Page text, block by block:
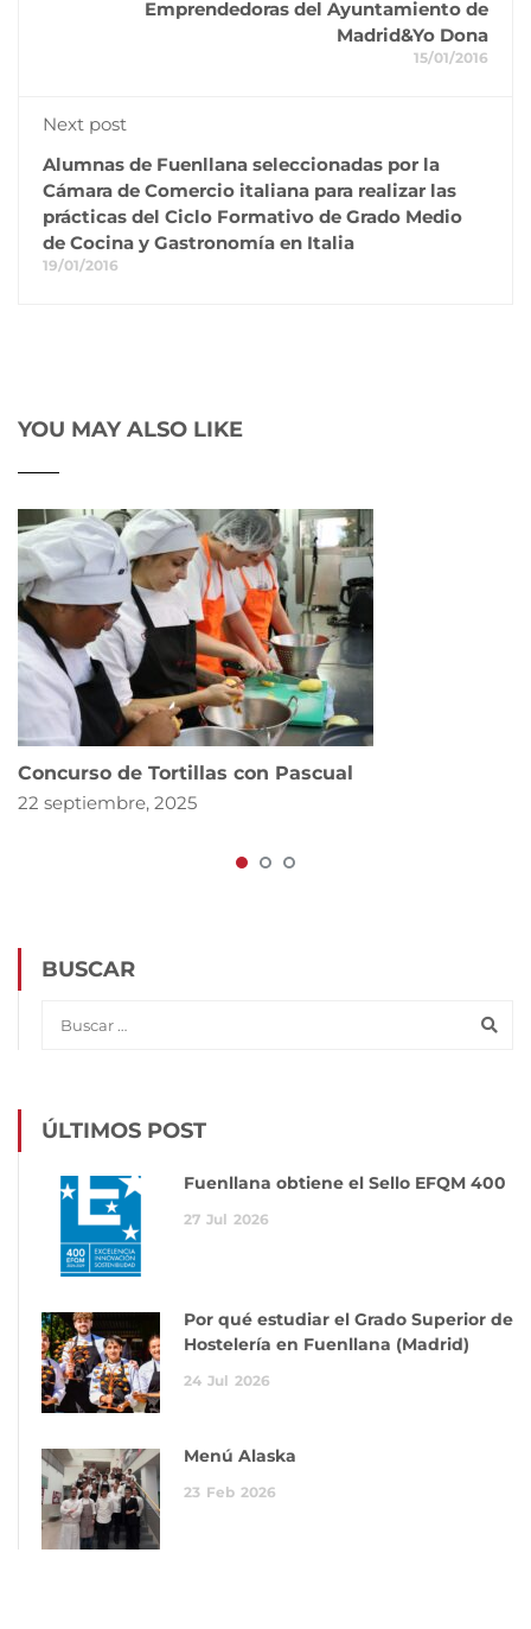
Emprendedoras del Ayuntamiento de
Madrid&Yo Dona
15/01/2016
Next post
Alumnas de Fuenllana seleccionadas por la
Cámara de Comercio italiana para realizar las
prácticas del Ciclo Formativo de Grado Medio
de Cocina y Gastronomía en Italia
19/01/2016
YOU MAY ALSO LIKE
Concurso de Tortillas con Pascual
22 septiembre, 2025
BUSCAR
ÚLTIMOS POST
Fuenllana obtiene el Sello EFQM 400
27 Jul 2026
Por qué estudiar el Grado Superior de
Hostelería en Fuenllana (Madrid)
24 Jul 2026
Menú Alaska
23 Feb 2026